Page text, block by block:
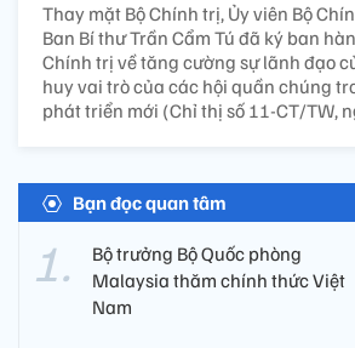
Thay mặt Bộ Chính trị, Ủy viên Bộ
Ban Bí thư Trần Cẩm Tú đã ký ban
Chính trị về tăng cường sự lãnh đạo
huy vai trò của các hội quần chúng
phát triển mới (Chỉ thị số 11-CT/TW,
Bạn đọc quan tâm
Bộ trưởng Bộ Quốc phòng
Malaysia thăm chính thức Việt
Nam